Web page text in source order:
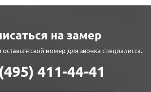
на замер
свой номер для звонка специалиста.
411-44-41